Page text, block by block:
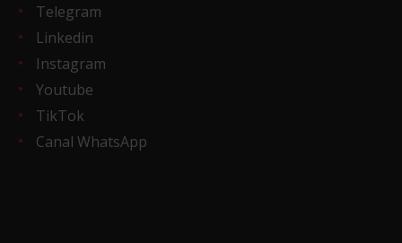
Telegram
Linkedin
Instagram
Youtube
TikTok
Canal WhatsApp